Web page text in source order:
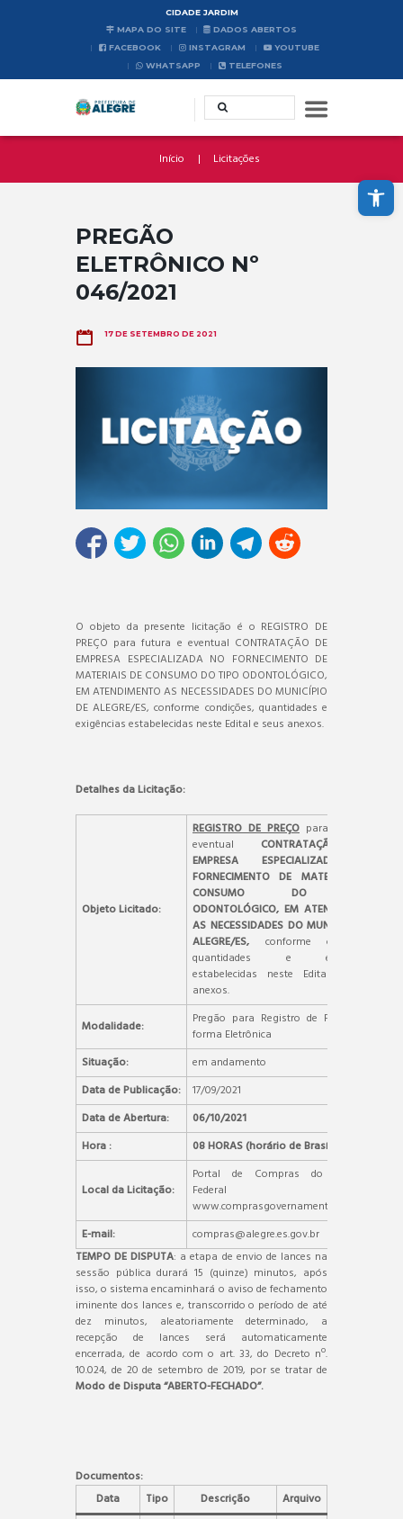
Abrir a barra de ferramentas
CIDADE JARDIM
MAPA DO SITE
DADOS ABERTOS
FACEBOOK
INSTAGRAM
YOUTUBE
WHATSAPP
TELEFONES
Início Licitações
PREGÃO
ELETRÔNICO Nº
046/2021
17 DE SETEMBRO DE 2021
O objeto da presente licitação é o REGISTRO DE
PREÇO para futura e eventual CONTRATAÇÃO DE
EMPRESA ESPECIALIZADA NO FORNECIMENTO DE
MATERIAIS DE CONSUMO DO TIPO ODONTOLÓGICO,
EM ATENDIMENTO AS NECESSIDADES DO MUNICÍPIO
DE ALEGRE/ES, conforme condições, quantidades e
exigências estabelecidas neste Edital e seus anexos.
Detalhes da Licitação:
Objeto Licitado:
REGISTRO DE PREÇO para futura e
eventual CONTRATAÇÃO DE
EMPRESA ESPECIALIZADA NO
FORNECIMENTO DE MATERIAIS DE
CONSUMO DO TIPO
ODONTOLÓGICO, EM ATENDIMENTO
AS NECESSIDADES DO MUNICÍPIO DE
ALEGRE/ES, conforme condições,
quantidades e exigências
estabelecidas neste Edital e seus
anexos.
Modalidade:
Pregão para Registro de Preços, na
forma Eletrônica
Situação:
em andamento
Data de Publicação:
17/09/2021
Data de Abertura:
06/10/2021
Hora :
08 HORAS (horário de Brasília)
Local da Licitação:
Portal de Compras do Governo
Federal –
www.comprasgovernamentais.gov.br.
E-mail:
compras@alegre.es.gov.br
TEMPO DE DISPUTA: a etapa de envio de lances na
sessão pública durará 15 (quinze) minutos, após
isso, o sistema encaminhará o aviso de fechamento
iminente dos lances e, transcorrido o período de até
dez minutos, aleatoriamente determinado, a
recepção de lances será automaticamente
encerrada, de acordo com o art. 33, do Decreto nº.
10.024, de 20 de setembro de 2019, por se tratar de
Modo de Disputa “ABERTO-FECHADO”.
Documentos:
Data
Tipo Descrição
Arquivo